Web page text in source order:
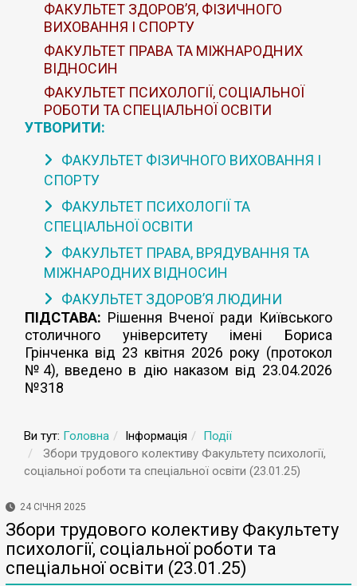
ФАКУЛЬТЕТ ЗДОРОВ’Я, ФІЗИЧНОГО
ВИХОВАННЯ І СПОРТУ
ФАКУЛЬТЕТ ПРАВА ТА МІЖНАРОДНИХ
ВІДНОСИН
ФАКУЛЬТЕТ ПСИХОЛОГІЇ, СОЦІАЛЬНОЇ
РОБОТИ ТА СПЕЦІАЛЬНОЇ ОСВІТИ
УТВОРИТИ:
ФАКУЛЬТЕТ ФІЗИЧНОГО ВИХОВАННЯ І
СПОРТУ
ФАКУЛЬТЕТ ПСИХОЛОГІЇ ТА
СПЕЦІАЛЬНОЇ ОСВІТИ
ФАКУЛЬТЕТ ПРАВА, ВРЯДУВАННЯ ТА
МІЖНАРОДНИХ ВІДНОСИН
ФАКУЛЬТЕТ ЗДОРОВ’Я ЛЮДИНИ
ПІДСТАВА: Рішення Вченої ради Київського
столичного університету імені Бориса
Грінченка від 23 квітня 2026 року (протокол
№4), введено в дію наказом від 23.04.2026
№318
Ви тут: Головна Інформація
Події
Збори трудового колективу Факультету психології,
соціальної роботи та спеціальної освіти (23.01.25)
24 СІЧНЯ 2025
Збори трудового колективу Факультету
психології, соціальної роботи та
спеціальної освіти (23.01.25)